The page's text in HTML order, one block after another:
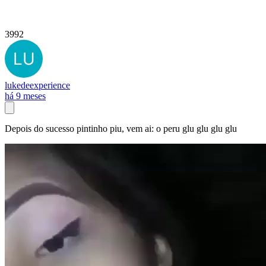
3992
lukedeexperience
há 9 meses
Depois do sucesso pintinho piu, vem ai: o peru glu glu glu glu